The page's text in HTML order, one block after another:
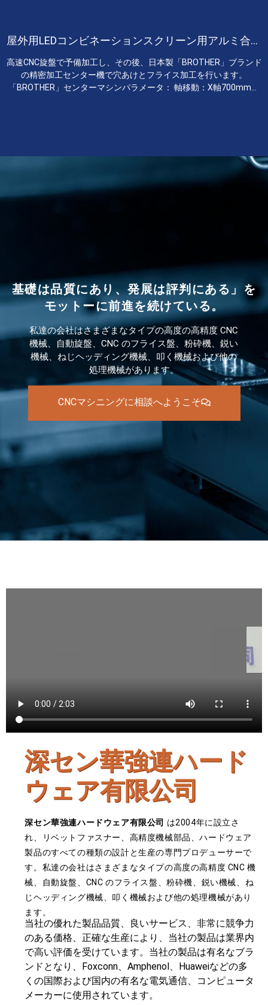
屋外用LEDコンビネーションスクリーン用アルミ合金
高速CNC旋盤で予備加工し、その後、日本製「BROTHER」ブランド
の精密加工センター機で穴あけとフライス加工を行います。
「BROTHER」センターマシンパラメータ： 軸移動：X軸700mm、
基礎は品質にあり、発展は評判にある」を
モットーに前進を続けている。
私達の会社はさまざまなタイプの高度の高精度 CNC
機械、自動旋盤、CNC のフライス盤、粉砕機、鋭い
機械、ねじヘッディング機械、叩く機械および他の
処理機械があります。
CNCマシニングに相談へようこそ
深セン華強連ハード
ウェア有限公司
深セン華強連ハードウェア有限公司 は2004年に設立さ
れ、リベットファスナー、高精度機械部品、ハードウェア
製品のすべての種類の設計と生産の専門プロデューサーで
す。私達の会社はさまざまなタイプの高度の高精度 CNC 機
械、自動旋盤、CNC のフライス盤、粉砕機、鋭い機械、ね
じヘッディング機械、叩く機械および他の処理機械があり
ます。
当社の優れた製品品質、良いサービス、非常に競争力
のある価格、正確な生産により、当社の製品は業界内
で高い評価を受けています。当社の製品は有名なブラ
ンドとなり、Foxconn、Amphenol、Huaweiなどの多
くの国際および国内の有名な電気通信、コンピュータ
メーカーに使用されています。